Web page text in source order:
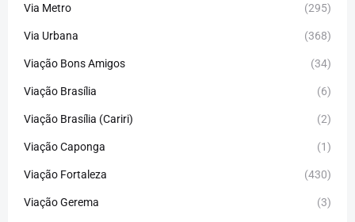
Via Metro (295)
Via Urbana (368)
Viação Bons Amigos (34)
Viação Brasília (6)
Viação Brasília (Cariri) (2)
Viação Caponga (1)
Viação Fortaleza (430)
Viação Gerema (3)